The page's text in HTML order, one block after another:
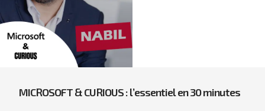
MICROSOFT & CURIOUS : l’essentiel en 30 minutes